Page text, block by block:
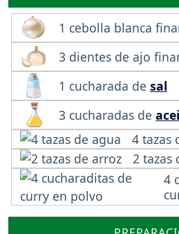
1 cebolla blanca
3 dientes de ajo
1 cucharada de sal
3 cucharadas de
4 tazas
2 tazas
4